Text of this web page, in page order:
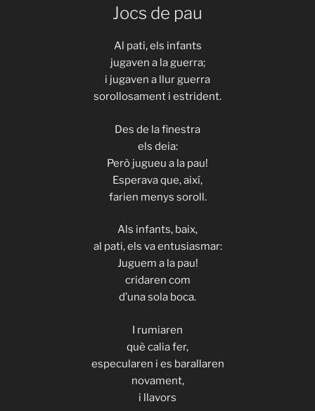
Jocs de pau
Al pati, els infants
jugaven a la guerra;
i jugaven a llur guerra
sorollosament i estrident.
Des de la finestra
els deia:
Però jugueu a la pau!
Esperava que, així,
farien menys soroll.
Als infants, baix,
al pati, els va entusiasmar:
Juguem a la pau!
cridaren com
d’una sola boca.
I rumiaren
què calia fer,
especularen i es barallaren
novament,
i llavors